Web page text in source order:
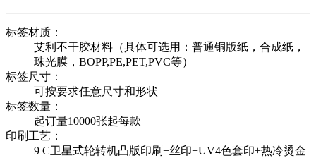
标签材质：
艾利不干胶材料（具体可选用：普通铜版纸，合成纸，
珠光膜，BOPP,PE,PET,PVC等）
标签尺寸：
可按要求任意尺寸和形状
标签数量：
起订量10000张起每款
印刷工艺：
9 C卫星式轮转机凸版印刷+丝印+UV4色套印+热冷烫金